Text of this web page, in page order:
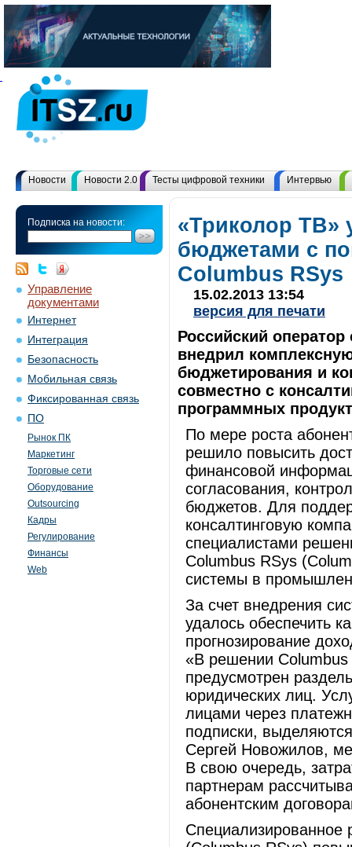
Новости Новости 2.0 Тесты цифровой техники Интервью
Подписка на новости:
Управление
документами
Интернет
Интеграция
Безопасность
Мобильная связь
Фиксированная связь
ПО
Рынок ПК
Маркетинг
Торговые сети
Оборудование
Outsourcing
Кадры
Регулирование
Финансы
Web
«Триколор ТВ»
бюджетами с
Columbus RSys
15.02.2013 13:54
версия для печати
Российский
внедрил
бюджетирования и
совместно с
программных
По мере роста
решило повысить
финансовой
согласования,
бюджетов. Для
консалтинговую
специалистами
Columbus RSys
системы в
За счет внедрения
удалось обеспечить
прогнозирование
«В решении
предусмотрен
юридических лиц.
лицами через
подписки,
Сергей Новожилов,
В свою очередь,
партнерам
абонентским
Специализированное